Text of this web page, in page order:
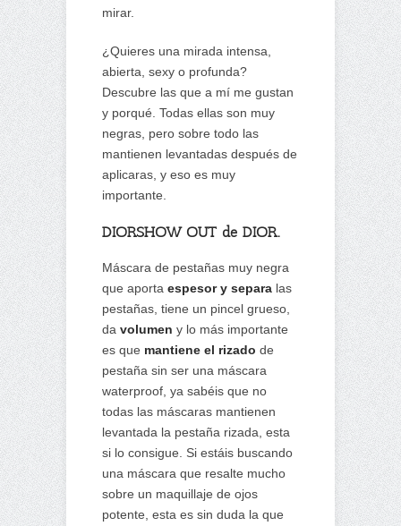
mirar.
¿Quieres una mirada intensa,
abierta, sexy o profunda?
Descubre las que a mí me gustan
y porqué. Todas ellas son muy
negras, pero sobre todo las
mantienen levantadas después de
aplicaras, y eso es muy
importante.
DIORSHOW OUT de DIOR.
Máscara de pestañas muy negra
que aporta espesor y separa las
pestañas, tiene un pincel grueso,
da volumen y lo más importante
es que mantiene el rizado de
pestaña sin ser una máscara
waterproof, ya sabéis que no
todas las máscaras mantienen
levantada la pestaña rizada, esta
si lo consigue. Si estáis buscando
una máscara que resalte mucho
sobre un maquillaje de ojos
potente, esta es sin duda la que